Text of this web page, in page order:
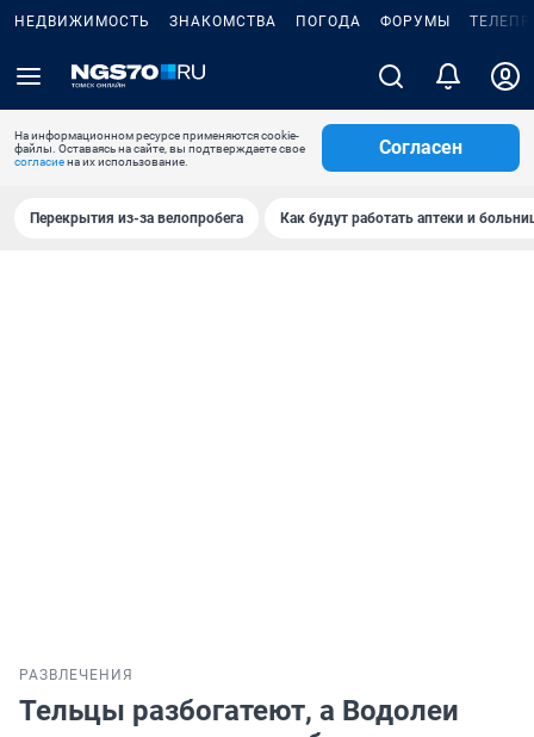
НЕДВИЖИМОСТЬ ЗНАКОМСТВА ПОГОДА ФОРУМЫ
На информационном ресурсе применяются cookie-
файлы. Оставаясь на сайте, вы подтверждаете свое
согласиена их использование.
Согласен
Перекрытия из-за велопробега Как будут работать аптеки и
РАЗВЛЕЧЕНИЯ
Тельцы разбогатеют, а Водолеи